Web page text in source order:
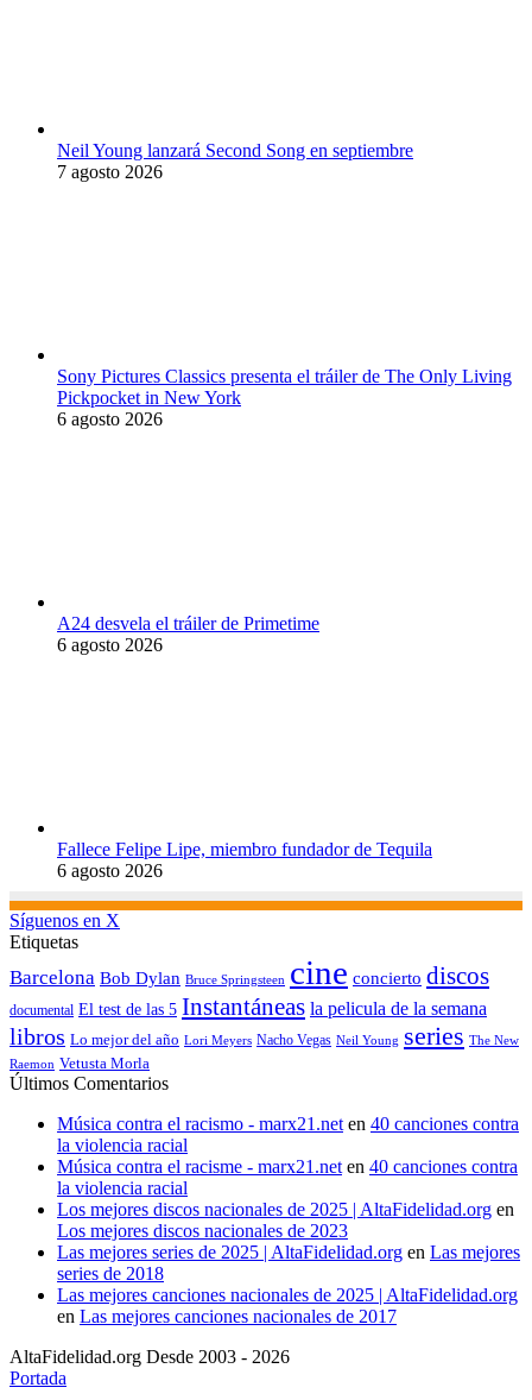
Neil Young lanzará Second Song en septiembre
7 agosto 2026
Sony Pictures Classics presenta el tráiler de The Only Living
Pickpocket in New York
6 agosto 2026
A24 desvela el tráiler de Primetime
6 agosto 2026
Fallece Felipe Lipe, miembro fundador de Tequila
6 agosto 2026
Síguenos en X
Etiquetas
Barcelona Bob Dylan Bruce Springsteen cine concierto discos
documental El test de las 5 Instantáneas la pelicula de la semana
libros Lo mejor del año Lori Meyers Nacho Vegas Neil Young series The New
Raemon Vetusta Morla
Últimos Comentarios
Música contra el racismo - marx21.net en 40 canciones contra
la violencia racial
Música contra el racisme - marx21.net en 40 canciones contra
la violencia racial
Los mejores discos nacionales de 2025 | AltaFidelidad.org en
Los mejores discos nacionales de 2023
Las mejores series de 2025 | AltaFidelidad.org en Las mejores
series de 2018
Las mejores canciones nacionales de 2025 | AltaFidelidad.org
en Las mejores canciones nacionales de 2017
AltaFidelidad.org Desde 2003 - 2026
Portada